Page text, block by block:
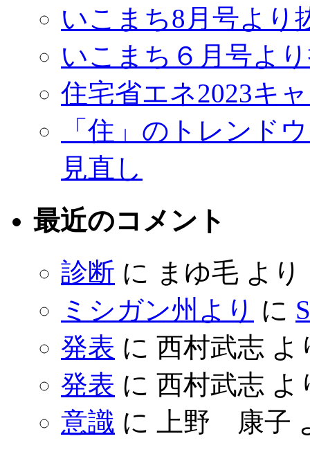
いこまち8月号よ
いこまち６月号よ
住宅省エネ2023キ
「住」のトレンド
見直し
最近のコメント
診断 に まゆ毛 より
ミシガン州より に
発表 に 西村武志 よ
発表 に 西村武志 よ
意識 に 上野 康子